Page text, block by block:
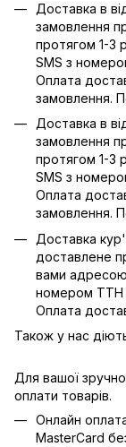
Доставка в
замовлення
протягом 1-3
SMS з
Оплата
замовлення.
Доставка в
замовлення
протягом 1-3
SMS з
Оплата
замовлення.
Доставка
доставлене
вами
номером ТТН
Оплата
Також у нас
Для вашої
оплати товарів.
Онлайн
MasterCard